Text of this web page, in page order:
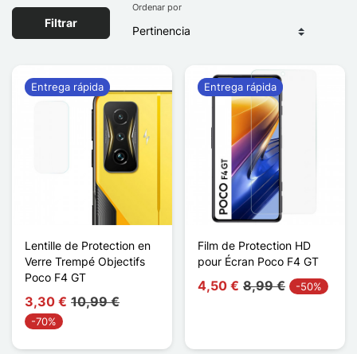
Filtrar
Ordenar por
Lentille de Protection en
Verre Trempé Objectifs
Poco F4 GT
3,30 € 10,99 €
-70%
Entrega rápida
Film de Protection HD
pour Écran Poco F4 GT
4,50 € 8,99 € -50%
Entrega rápida